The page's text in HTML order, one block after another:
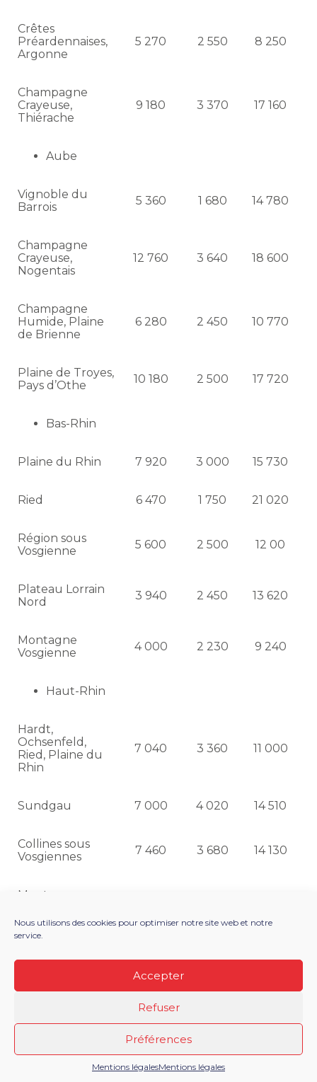
Nous utilisons des cookies pour optimiser notre site web et notre
service.
Accepter
Refuser
Préférences
Mentions légalesMentions légales
Crêtes
Préardennaises,
Argonne
5 270 2 550 8 250
Champagne
Crayeuse,
Thiérache
9 180 3 370 17 160
Aube
Vignoble du
Barrois
5 360 1 680 14 780
Champagne
Crayeuse,
Nogentais
12 760 3 640 18 600
Champagne
Humide, Plaine
de Brienne
6 280 2 450 10 770
Plaine de Troyes,
Pays d’Othe
10 180 2 500 17 720
Bas-Rhin
Plaine du Rhin 7 920 3 000 15 730
Ried 6 470 1 750 21 020
Région sous
Vosgienne
5 600 2 500 12 00
Plateau Lorrain
Nord
3 940 2 450 13 620
Montagne
Vosgienne
4 000 2 230 9 240
Haut-Rhin
Hardt,
Ochsenfeld,
Ried, Plaine du
Rhin
7 040 3 360 11 000
Sundgau 7 000 4 020 14 510
Collines sous
Vosgiennes
7 460 3 680 14 130
Montagne
7 720
Haute-